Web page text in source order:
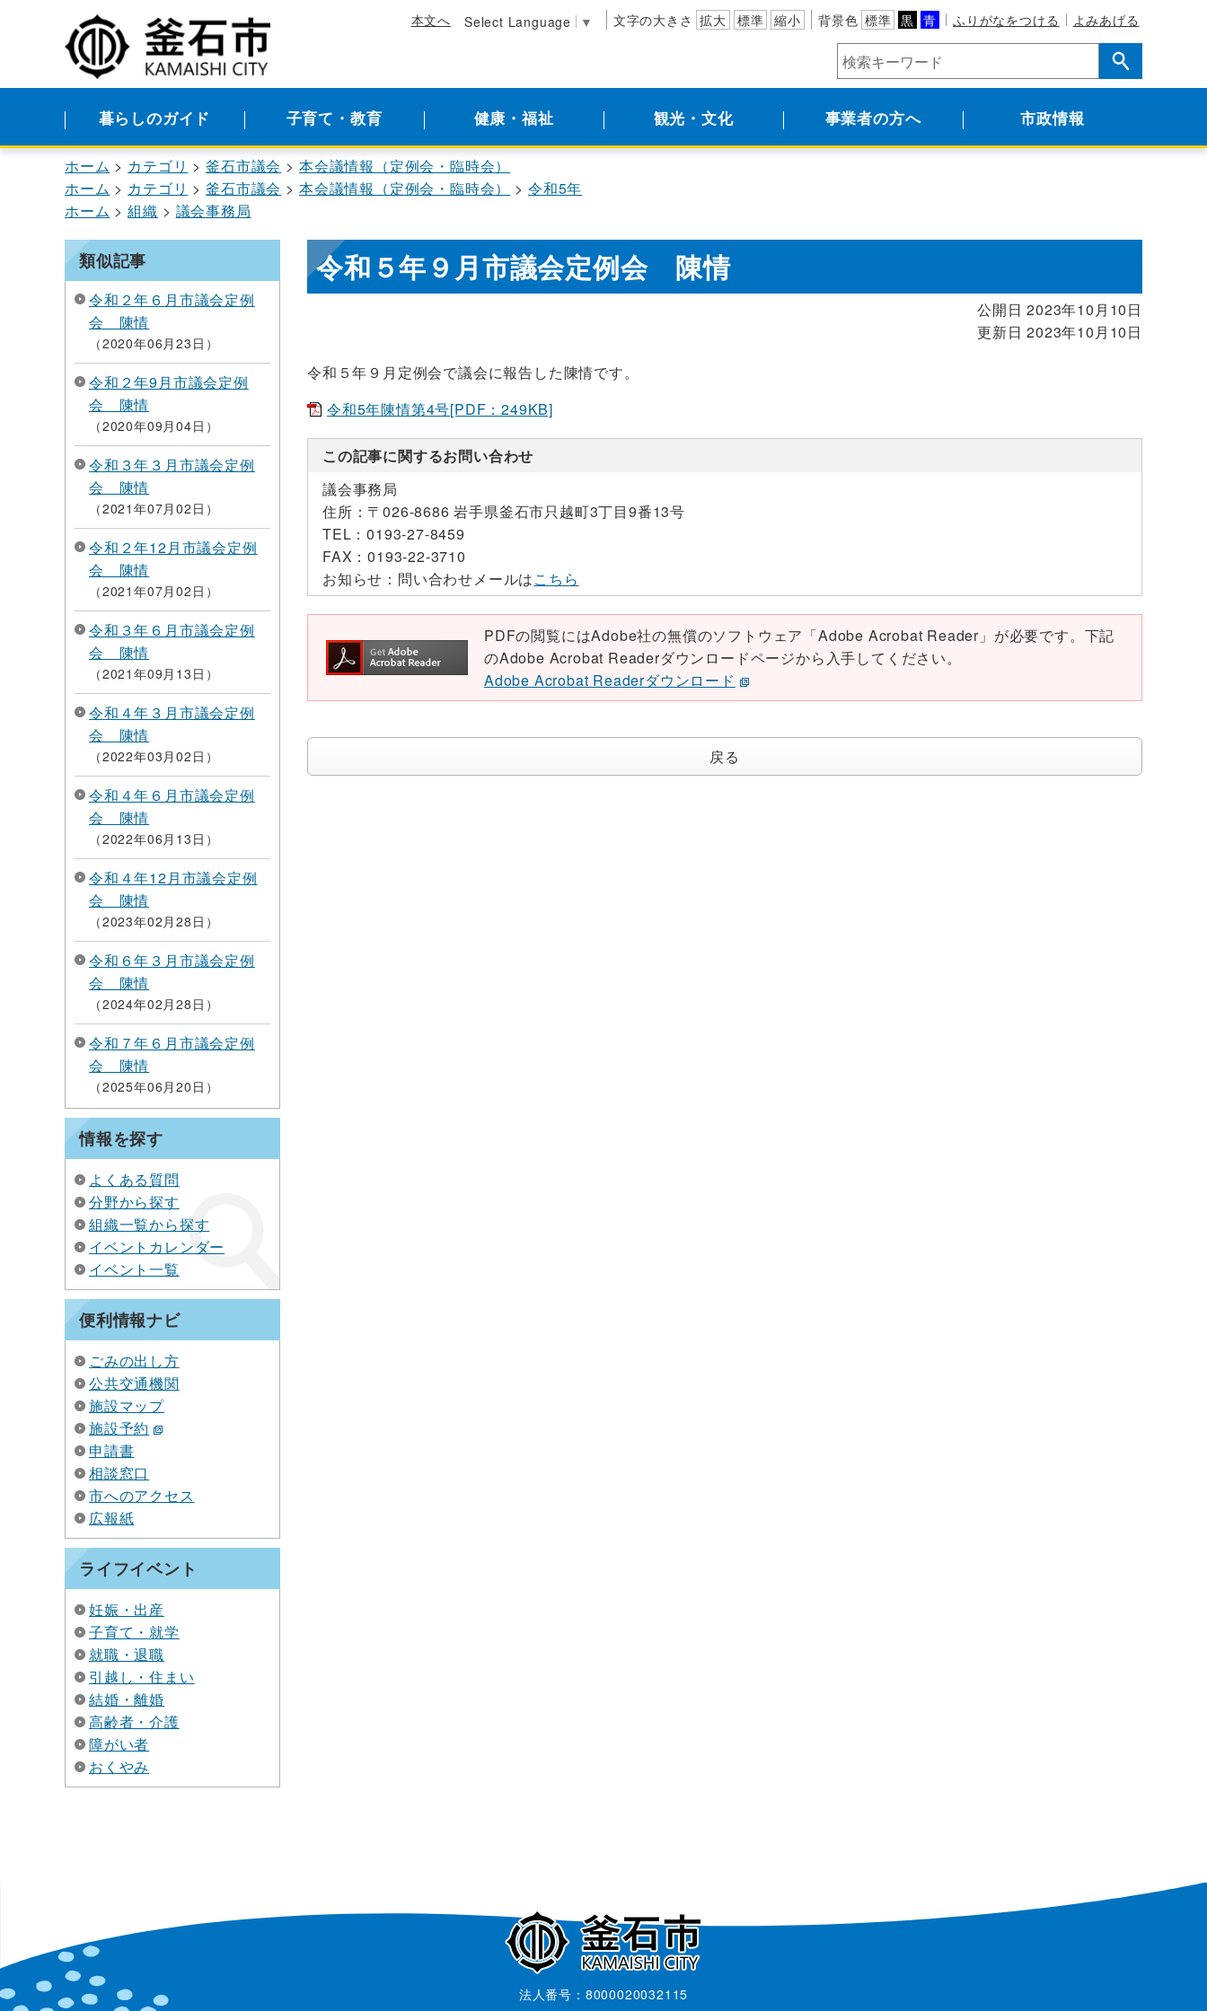
本文へ Select Language ▼ 文字の大きさ 拡大 標準 縮小 背景色 標準 黒 青 ふりがなをつける よみあげる
暮らしのガイド 子育て・教育 健康・福祉 観光・文化 事業者の方へ 市政情報
ホーム カテゴリ 釜石市議会
本会議情報（定例会・臨時会）
ホーム
カテゴリ 釜石市議会 本会議情報（定例会・臨時会）
令和5年
ホーム
組織 議会事務局
類似記事
令和２年６月市議会定例
会 陳情
2020年06月23日
令和２年9月市議会定例
会 陳情
2020年09月04日
令和３年３月市議会定例
会 陳情
2021年07月02日
令和２年12月市議会定例
会 陳情
2021年07月02日
令和３年６月市議会定例
会 陳情
2021年09月13日
令和４年３月市議会定例
会 陳情
2022年03月02日
令和４年６月市議会定例
会 陳情
2022年06月13日
令和４年12月市議会定例
会 陳情
2023年02月28日
令和６年３月市議会定例
会 陳情
2024年02月28日
令和７年６月市議会定例
会 陳情
2025年06月20日
情報を探す
よくある質問
分野から探す
組織一覧から探す
イベントカレンダー
イベント一覧
便利情報ナビ
ごみの出し方
公共交通機関
施設マップ
施設予約
申請書
相談窓口
市へのアクセス
広報紙
ライフイベント
妊娠・出産
子育て・就学
就職・退職
引越し・住まい
結婚・離婚
高齢者・介護
障がい者
おくやみ
令和５年９月市議会定例会 陳情
公開日 2023年10月10日
更新日 2023年10月10日
令和５年９月定例会で議会に報告した陳情です。
令和5年陳情第4号[PDF：249KB]
この記事に関するお問い合わせ
議会事務局
住所： 〒026-8686 岩手県釜石市只越町3丁目9番13号
TEL：0193-27-8459
FAX：0193-22-3710
お知らせ： 問い合わせメールはこちら
PDFの閲覧にはAdobe社の無償のソフトウェア「Adobe Acrobat Reader」が必要です。下記
のAdobe Acrobat Readerダウンロードページから入手してください。
Adobe Acrobat Readerダウンロード
戻る
法人番号：8000020032115